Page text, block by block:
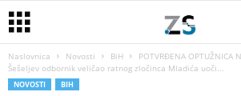
Naslovnica Novosti BiH
POTVRĐENA OPTUŽNICA
Šešeljev odbornik veličao ratnog zločinca Mladića uoči...
NOVOSTI BIH